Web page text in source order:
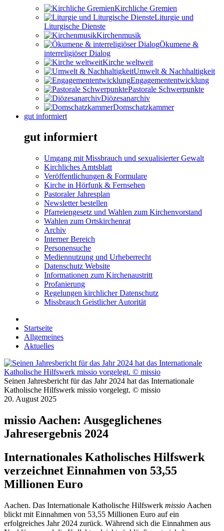
Kirchliche Gremien
Liturgie und
Liturgische Dienste
Kirchenmusik
Ökumene &
interreligiöser Dialog
Kirche weltweit
Umwelt & Nachhaltigkeit
Engagemententwicklung
Pastorale Schwerpunkte
Diözesanarchiv
Domschatzkammer
gut informiert
gut informiert
Umgang mit Missbrauch und sexualisierter Gewalt
Kirchliches Amtsblatt
Veröffentlichungen & Formulare
Kirche in Hörfunk & Fernsehen
Pastoraler Jahresplan
Newsletter bestellen
Pfarreiengesetz und Wahlen zum Kirchenvorstand
Wahlen zum Ortskirchenrat
Archiv
Interner Bereich
Personensuche
Mediennutzung und Urheberrecht
Datenschutz Website
Informationen zum Kirchenaustritt
Profanierung
Regelungen kirchlicher Datenschutz
Missbrauch Geistlicher Autorität
Startseite
Allgemeines
Aktuelles
Seinen Jahresbericht für das Jahr 2024 hat das Internationale
Katholische Hilfswerk missio vorgelegt. © missio
20. August 2025
missio Aachen: Ausgeglichenes
Jahresergebnis 2024
Internationales Katholisches Hilfswerk
verzeichnet Einnahmen von 53,55
Millionen Euro
Aachen. Das Internationale Katholische Hilfswerk missio Aachen
blickt mit Einnahmen von 53,55 Millionen Euro auf ein
erfolgreiches Jahr 2024 zurück. Während sich die Einnahmen aus